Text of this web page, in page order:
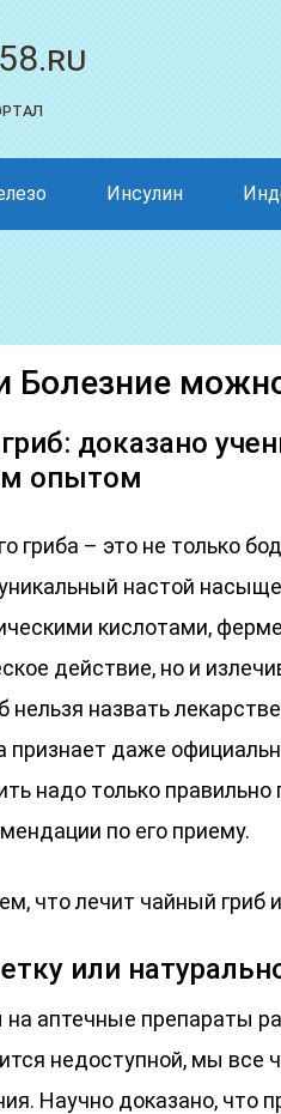
Инсулин
Болезние
доказано
опытом
гриба – это не только
настой
кислотами,
действие, но и
нельзя назвать
признает даже
надо только правильно
по его приему.
что лечит чайный гриб
или
на аптечные препараты
недоступной, мы все
Научно доказано, что